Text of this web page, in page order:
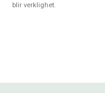
blir verklighet.